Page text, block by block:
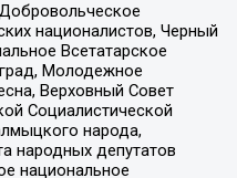
националистов, Черный
Всетатарское
Молодежное
Верховный Совет
Социалистической
народа,
народных депутатов
национальное